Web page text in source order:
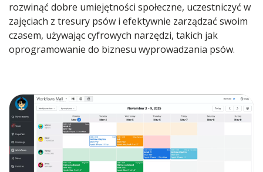
rozwinąć dobre umiejętności społeczne, uczestniczyć w
zajęciach z tresury psów i efektywnie zarządzać swoim
czasem, używając cyfrowych narzędzi, takich jak
oprogramowanie do biznesu wyprowadzania psów.